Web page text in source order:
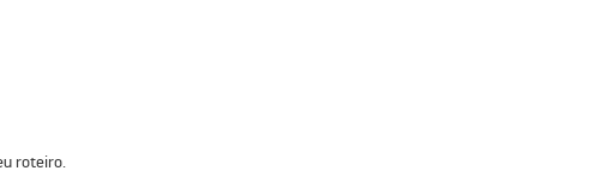
roteiro.